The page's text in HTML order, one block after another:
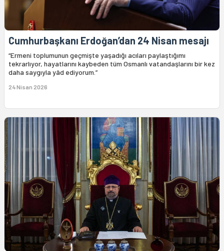
Cumhurbaşkanı Erdoğan’dan 24 Nisan mesajı
“Ermeni toplumunun geçmişte yaşadığı acıları paylaştığımı
tekrarlıyor, hayatlarını kaybeden tüm Osmanlı vatandaşlarını bir kez
daha saygıyla yâd ediyorum.”
24 Nisan 2026